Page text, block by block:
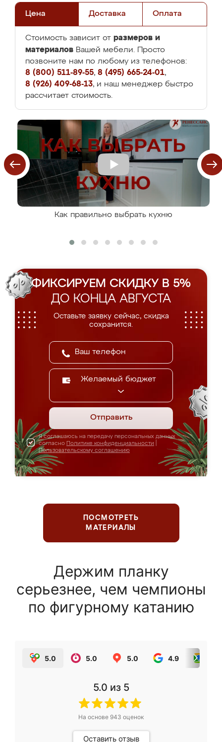
Цена Доставка Оплата
Стоимость зависит от размеров и
материалов Вашей мебели. Просто
позвоните нам по любому из телефонов:
8 (800) 511-89-55, 8 (495) 665-24-01,
8 (926) 409-68-13, и наш менеджер быстро
рассчитает стоимость.
Как правильно выбрать кухню
ФИКСИРУЕМ СКИДКУ В 5%
ДО КОНЦА АВГУСТА
Оставьте заявку сейчас, скидка
сохранится.
Желаемый бюджет
Отправить
Я соглашаюсь на передачу персональных данных
согласно Политике конфиденциальности
Пользовательскому соглашению
ПОСМОТРЕТЬ
МАТЕРИАЛЫ
Держим планку
серьезнее, чем чемпионы
по фигурному катанию
5.0 5.0 5.0 4.9
5.0 из 5
На основе 943 оценок
Оставить отзыв